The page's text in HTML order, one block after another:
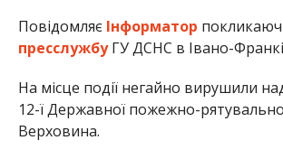
Повідомляє Інформатор
пресслужбуГУ ДСНС в Івано-
На місце події негайно вирушили
12-ї Державної пожежно-
Верховина.